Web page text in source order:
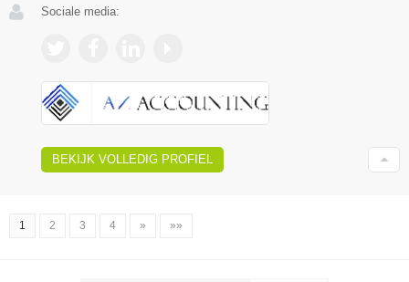
Sociale media:
BEKIJK VOLLEDIG PROFIEL
1 2 3 4 » »»